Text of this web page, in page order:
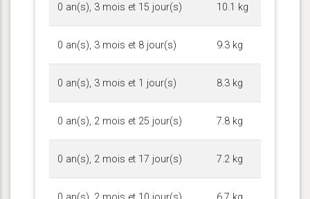
0 an(s), 3 mois et 15 jour(s) 10.1 kg
0 an(s), 3 mois et 8 jour(s) 9.3 kg
0 an(s), 3 mois et 1 jour(s) 8.3 kg
0 an(s), 2 mois et 25 jour(s) 7.8 kg
0 an(s), 2 mois et 17 jour(s) 7.2 kg